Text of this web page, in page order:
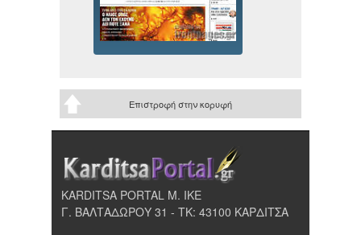
Επιστροφή στην κορυφή
KARDITSA PORTAL Μ. ΙΚΕ
Γ. ΒΑΛΤΑΔΩΡΟΥ 31 - ΤΚ: 43100 ΚΑΡΔΙΤΣΑ